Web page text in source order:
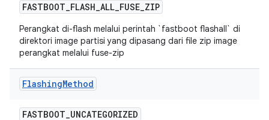
FASTBOOT_FLASH_ALL_FUSE_ZIP
Perangkat di-flash melalui perintah `fastboot flashall` di
direktori image partisi yang dipasang dari file zip image
perangkat melalui fuse-zip
FlashingMethod
FASTBOOT_UNCATEGORIZED